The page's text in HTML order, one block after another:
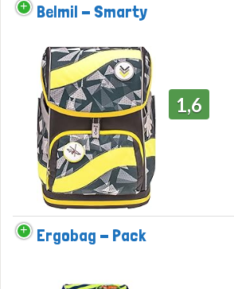
Belmil - Smarty
1,6
Ergobag - Pack